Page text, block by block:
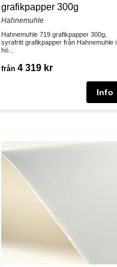
grafikpapper 300g
Hahnemuhle
Hahnemuhle 719 grafikpapper 300g,
syrafritt grafikpapper från Hahnemuhle i
hö...
från 4 319 kr